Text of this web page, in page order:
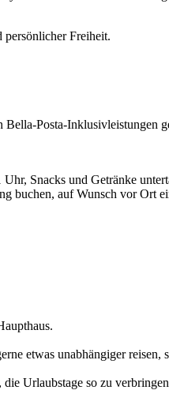
persönlicher Freiheit.
Posta-Inklusivleistungen
Snacks und Getränke
buchen, auf Wunsch vor Ort
etwas unabhängiger reisen,
Urlaubstage so zu